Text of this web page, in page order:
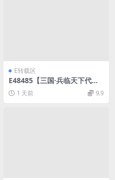
E转载区
E48485【三国·兵临天下代金
券内购七合修复自动环境版】
三网H5手游VM单机镜像端+Li
nux外网手工端
1 天前 9.9